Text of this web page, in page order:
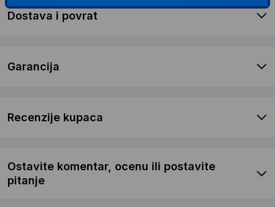
Dostava i povrat
Garancija
Recenzije kupaca
Ostavite komentar, ocenu ili postavite
pitanje